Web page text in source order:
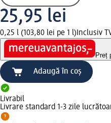
25,95 lei
0,25 l (103,80 lei pe 1 l) Inclusiv
Preț
Adaugă în coș
Livrabil
Livrare standard 1-3 zile